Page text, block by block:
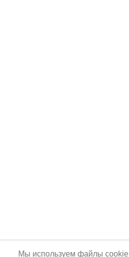
Мы используем файлы cookie